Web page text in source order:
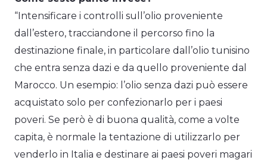
“Intensificare i controlli sull’olio proveniente
dall’estero, tracciandone il percorso fino la
destinazione finale, in particolare dall’olio tunisino
che entra senza dazi e da quello proveniente dal
Marocco. Un esempio: l’olio senza dazi può essere
acquistato solo per confezionarlo per i paesi
poveri. Se però è di buona qualità, come a volte
capita, è normale la tentazione di utilizzarlo per
venderlo in Italia e destinare ai paesi poveri magari